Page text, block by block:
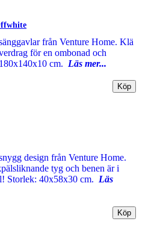
från Venture Home. Klä
för en ombonad och
cm. Läs mer...
design från Venture Home.
tyg och benen är i
Storlek: 40x58x30 cm. Läs